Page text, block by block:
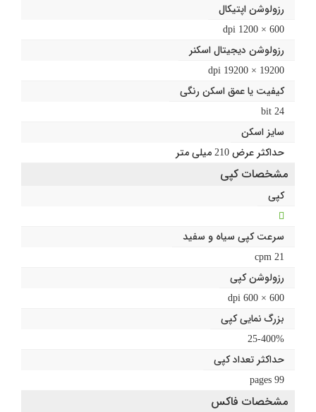
رزولوشن اپتیکال
600 × 1200 dpi
رزولوشن دیجیتال اسکنر
19200 × 19200 dpi
کیفیت یا عمق اسکن رنگی
24 bit
سایز اسکن
حداکثر عرض 210 میلی متر
مشخصات کپی
کپی
سرعت کپی سیاه و سفید
21 cpm
رزولوشن کپی
600 × 600 dpi
بزرگ نمایی کپی
25-400%
حداکثر تعداد کپی
99 pages
مشخصات فاکس